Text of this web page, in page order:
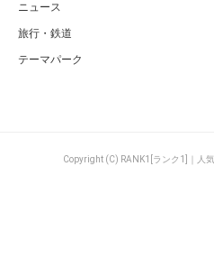
ニュース
旅行・鉄道
テーマパーク
Copyright (C) RANK1[ランク1]｜人